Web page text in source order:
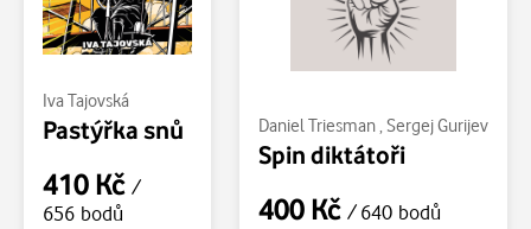
Iva Tajovská
Pastýřka snů
410 Kč /
656 bodů
Daniel Triesman, Sergej Gurijev
Spin diktátoři
400 Kč / 640 bodů